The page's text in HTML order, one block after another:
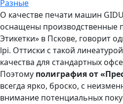
Разные
О качестве печати машин
оснащены производственные
Этикетки» в Пскове, говорит
lpi. Оттиски с такой
качества для стандартных
Поэтому полиграфия от
всегда ярко, броско, с
внимание потенциальных